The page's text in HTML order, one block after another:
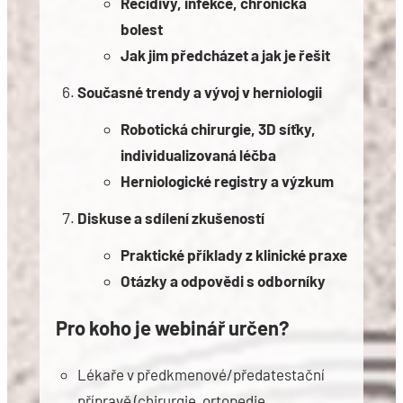
bolest
Jak jim předcházet a jak je řešit
Současné trendy a vývoj v herniologii
Robotická chirurgie, 3D síťky,
individualizovaná léčba
Herniologické registry a výzkum
Diskuse a sdílení zkušeností
Praktické příklady z klinické praxe
Otázky a odpovědi s odborníky
Pro koho je webinář určen?
Lékaře v předkmenové/předatestační